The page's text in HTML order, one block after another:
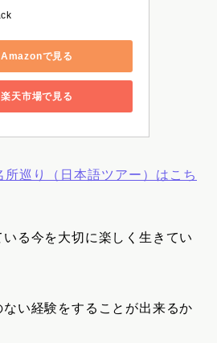
Amazonで見る
楽天市場で見る
巡り（日本語ツアー）はこち
る今を大切に楽しく生きてい
い経験をすることが出来るか